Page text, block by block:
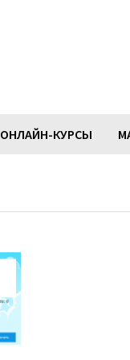
ОНЛАЙН-КУРСЫ